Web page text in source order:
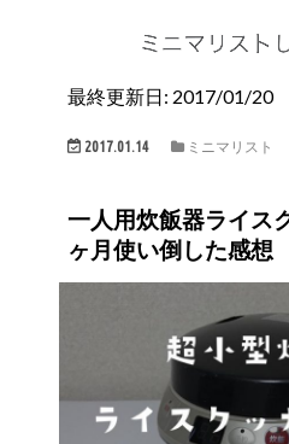
最終更新日: 2017/01/20
2017.01.14 ミニマリスト
一人用炊飯器ライス
ヶ月使い倒した感想